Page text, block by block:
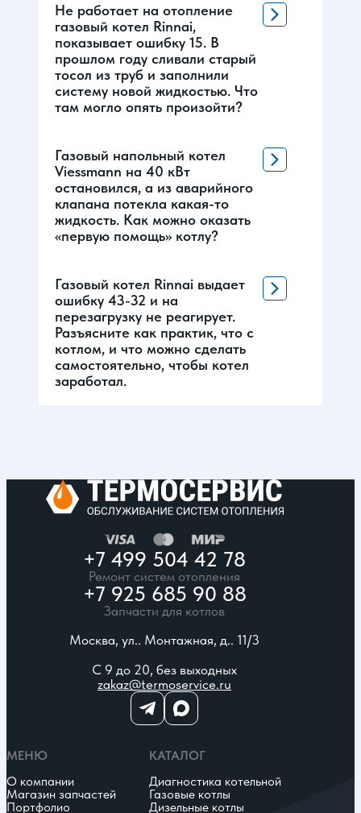
Не работает на отопление
газовый котел Rinnai,
показывает ошибку 15. В
прошлом году сливали старый
тосол из труб и заполнили
систему новой жидкостью. Что
там могло опять произойти?
Газовый напольный котел
Viessmann на 40 кВт
остановился, а из аварийного
клапана потекла какая-то
жидкость. Как можно оказать
«первую помощь» котлу?
Газовый котел Rinnai выдает
ошибку 43-32 и на
перезагрузку не реагирует.
Разъясните как практик, что с
котлом, и что можно сделать
самостоятельно, чтобы котел
заработал.
+7 499 504 42 78
Ремонт систем отопления
+7 925 685 90 88
Запчасти для котлов
Москва, ул.. Монтажная, д.. 11/3
С 9 до 20, без выходных
zakaz@termoservice.ru
МЕНЮ
О компании
Магазин запчастей
Портфолио
КАТАЛОГ
Диагностика котельной
Газовые котлы
Дизельные котлы